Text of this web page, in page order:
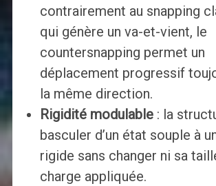
contrairement au snapping
qui génère un va-et-vient, le
countersnapping permet un
déplacement progressif
la même direction.
Rigidité modulable: la
basculer d’un état souple à
rigide sans changer ni sa
charge appliquée.